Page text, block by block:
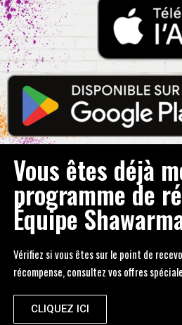
Vous êtes déjà
programme de
Équipe
Vérifiez si vous êtes sur le point de
récompense, consultez vos offres
CLIQUEZ ICI